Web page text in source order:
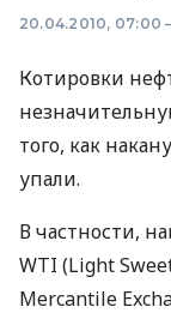
20.04.2010, 07:00
Котировки
того, как
упали.
В частности,
WTI (Light
Mercantile